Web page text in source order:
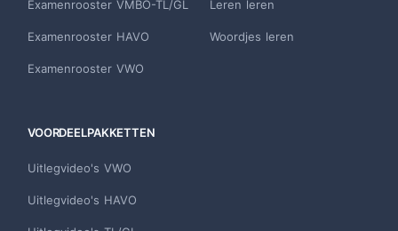
Examenrooster VMBO-TL/GL
Examenrooster HAVO
Examenrooster VWO
Leren leren
Woordjes leren
VOORDEELPAKKETTEN
Uitlegvideo's VWO
Uitlegvideo's HAVO